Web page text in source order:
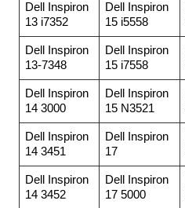
Dell Inspiron
13 i7352
Dell Inspiron
15 i5558
Dell Inspiron
13-7348
Dell Inspiron
15 i7558
Dell Inspiron
14 3000
Dell Inspiron
15 N3521
Dell Inspiron
14 3451
Dell Inspiron
17
Dell Inspiron
14 3452
Dell Inspiron
17 5000